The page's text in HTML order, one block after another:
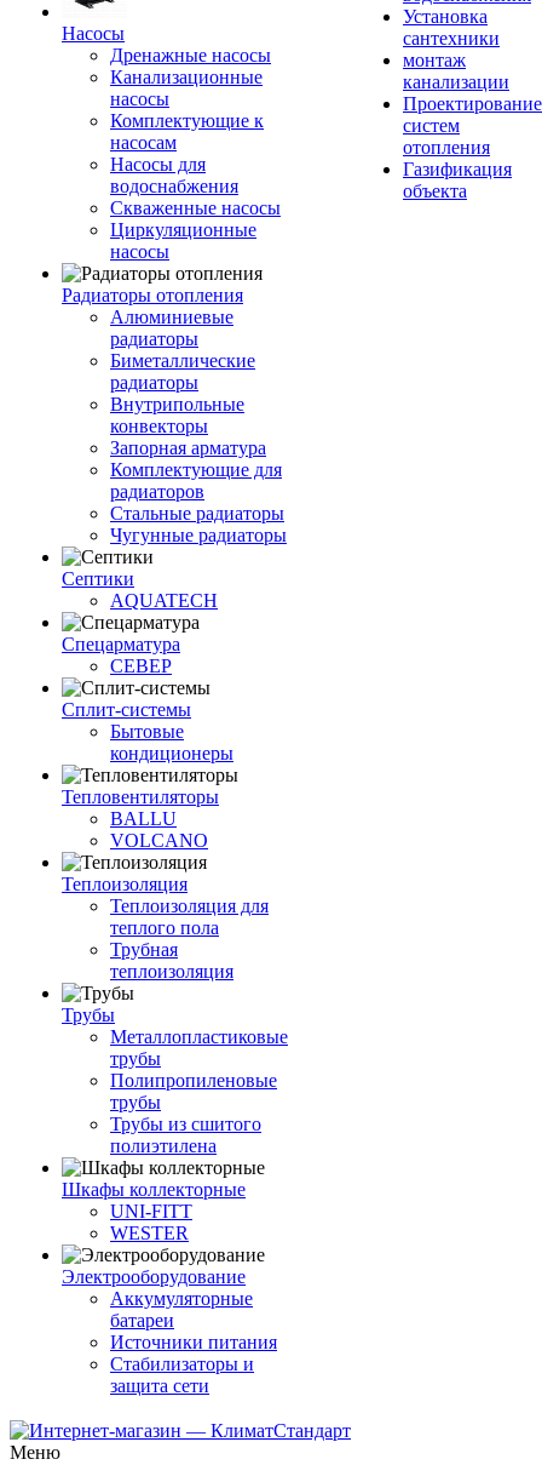
Насосы
Дренажные насосы
Канализационные
насосы
Комплектующие к
насосам
Насосы для
водоснабжения
Скваженные насосы
Циркуляционные
насосы
Радиаторы отопления
Алюминиевые
радиаторы
Биметаллические
радиаторы
Внутрипольные
конвекторы
Запорная арматура
Комплектующие для
радиаторов
Стальные радиаторы
Чугунные радиаторы
Септики
AQUATECH
Спецарматура
СЕВЕР
Сплит-системы
Бытовые
кондиционеры
Тепловентиляторы
BALLU
VOLCANO
Теплоизоляция
Теплоизоляция для
теплого пола
Трубная
теплоизоляция
Трубы
Металлопластиковые
трубы
Полипропиленовые
трубы
Трубы из сшитого
полиэтилена
Шкафы коллекторные
UNI-FITT
WESTER
Электрооборудование
Аккумуляторные
батареи
Источники питания
Стабилизаторы и
защита сети
Установка
сантехники
монтаж
канализации
Проектирование
систем
отопления
Газификация
объекта
Меню